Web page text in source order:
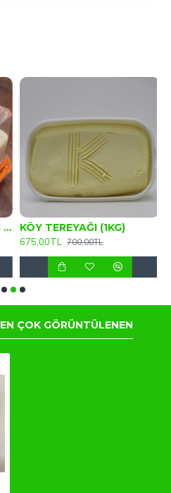
Tam Yağlı Koyun Peyniri 300 GR
KÖY TEREYAĞI (1KG)
675,00TL
700,00TL
EN ÇOK GÖRÜNTÜLENEN